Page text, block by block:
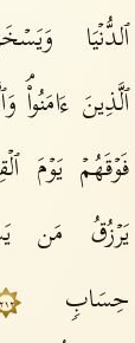
ٱلدُّنۡیَا
ٱلَّذِینَ ءَامَنُوا۟ۘ
فَوۡقَهُمۡ یَوۡمَ
یَرۡزُقُ مَن
حِسَابࣲ